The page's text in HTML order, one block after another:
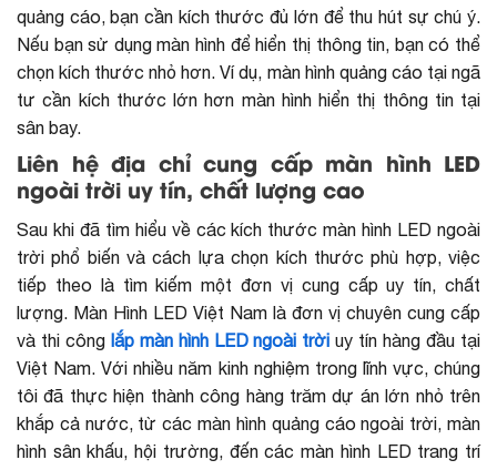
quảng cáo, bạn cần kích thước đủ lớn để thu hút sự chú ý.
Nếu bạn sử dụng màn hình để hiển thị thông tin, bạn có thể
chọn kích thước nhỏ hơn. Ví dụ, màn hình quảng cáo tại ngã
tư cần kích thước lớn hơn màn hình hiển thị thông tin tại
sân bay.
Liên hệ địa chỉ cung cấp màn hình LED
ngoài trời uy tín, chất lượng cao
Sau khi đã tìm hiểu về các kích thước màn hình LED ngoài
trời phổ biến và cách lựa chọn kích thước phù hợp, việc
tiếp theo là tìm kiếm một đơn vị cung cấp uy tín, chất
lượng. Màn Hình LED Việt Nam là đơn vị chuyên cung cấp
và thi công lắp màn hình LED ngoài trời uy tín hàng đầu tại
Việt Nam. Với nhiều năm kinh nghiệm trong lĩnh vực, chúng
tôi đã thực hiện thành công hàng trăm dự án lớn nhỏ trên
khắp cả nước, từ các màn hình quảng cáo ngoài trời, màn
hình sân khấu, hội trường, đến các màn hình LED trang trí